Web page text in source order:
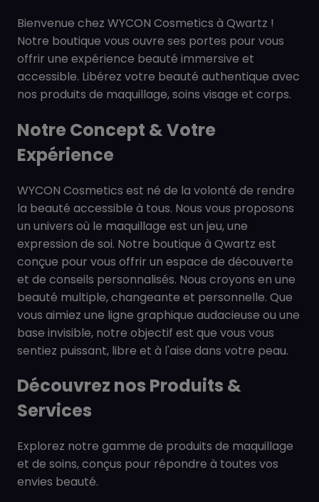
Bienvenue chez WYCON Cosmetics à Qwartz !
Notre boutique vous ouvre ses portes pour vous
offrir une expérience beauté immersive et
accessible. Libérez votre beauté authentique avec
nos produits de maquillage, soins visage et corps.
Notre Concept & Votre
Expérience
WYCON Cosmetics est né de la volonté de rendre
la beauté accessible à tous. Nous vous proposons
un univers où le maquillage est un jeu, une
expression de soi. Notre boutique à Qwartz est
conçue pour vous offrir un espace de découverte
et de conseils personnalisés. Nous croyons en une
beauté multiple, changeante et personnelle. Que
vous aimiez une ligne graphique audacieuse ou une
base invisible, notre objectif est que vous vous
sentiez puissant, libre et à l'aise dans votre peau.
Découvrez nos Produits &
Services
Explorez notre gamme de produits de maquillage
et de soins, conçus pour répondre à toutes vos
envies beauté.